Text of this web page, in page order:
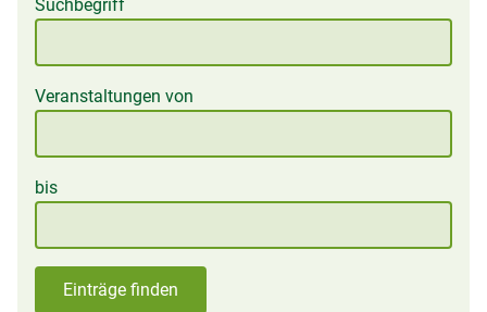
Suchbegriff
Veranstaltungen von
bis
Einträge finden